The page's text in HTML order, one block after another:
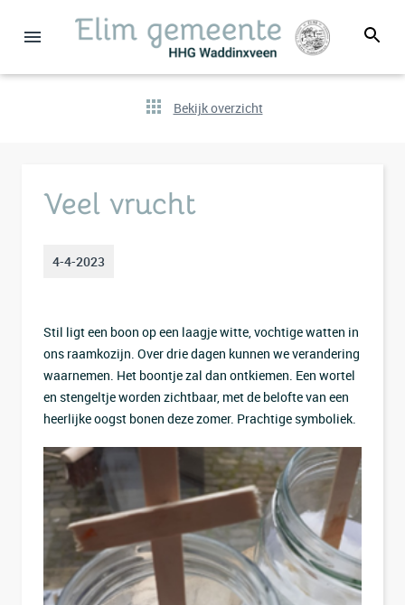
Bekijk overzicht
Veel vrucht
4-4-2023
Stil ligt een boon op een laagje witte, vochtige watten in
ons raamkozijn. Over drie dagen kunnen we verandering
waarnemen. Het boontje zal dan ontkiemen. Een wortel
en stengeltje worden zichtbaar, met de belofte van een
heerlijke oogst bonen deze zomer. Prachtige symboliek.